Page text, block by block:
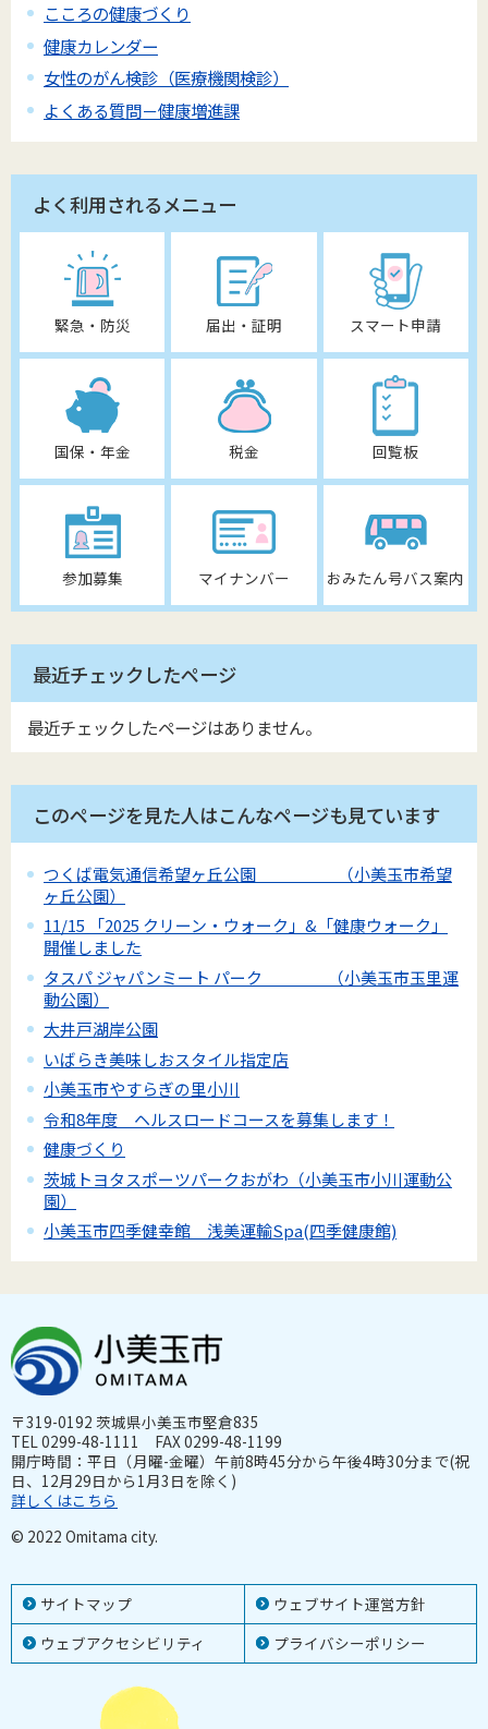
こころの健康づくり
健康カレンダー
女性のがん検診（医療機関検診）
よくある質問－健康増進課
よく利用されるメニュー
緊急・防災 届出・証明 スマート申請
国保・年金 税金 回覧板
参加募集 マイナンバー おみたん号バス案内
最近チェックしたページ
最近チェックしたページはありません。
このページを見た人はこんなページも見ています
つくば電気通信希望ヶ丘公園 （小美玉市希望
ヶ丘公園）
11/15 「2025 クリーン・ウォーク」&「健康ウォーク」
開催しました
タスパ ジャパンミート パーク （小美玉市玉里運
動公園）
大井戸湖岸公園
いばらき美味しおスタイル指定店
小美玉市やすらぎの里小川
令和8年度 ヘルスロードコースを募集します！
健康づくり
茨城トヨタスポーツパークおがわ（小美玉市小川運動公
園）
小美玉市四季健幸館 浅美運輸Spa(四季健康館)
サイトマップ
ウェブサイト運営方針
ウェブアクセシビリティ
プライバシーポリシー
〒319-0192 茨城県小美玉市堅倉835
TEL 0299-48-1111 FAX 0299-48-1199
開庁時間：平日（月曜-金曜）午前8時45分から午後4時30分まで(祝
日、12月29日から1月3日を除く)
詳しくはこちら
© 2022 Omitama city.